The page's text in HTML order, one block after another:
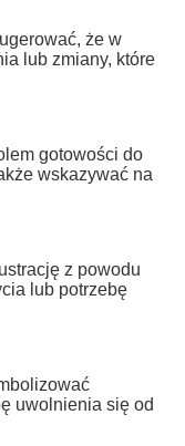
że w
lub zmiany, które
gotowości do
wskazywać na
z powodu
lub potrzebę
uwolnienia się od